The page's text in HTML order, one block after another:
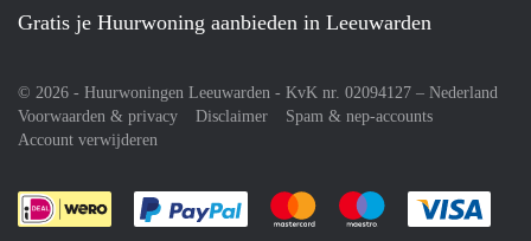
Gratis je Huurwoning aanbieden in Leeuwarden
© 2026 - Huurwoningen Leeuwarden - KvK nr. 02094127 – Nederland
Voorwaarden & privacy
Disclaimer
Spam & nep-accounts
Account verwijderen
Je rekent gemakkelijk af met Paypal
Je rekent gemakkelijk af met
Je rekent